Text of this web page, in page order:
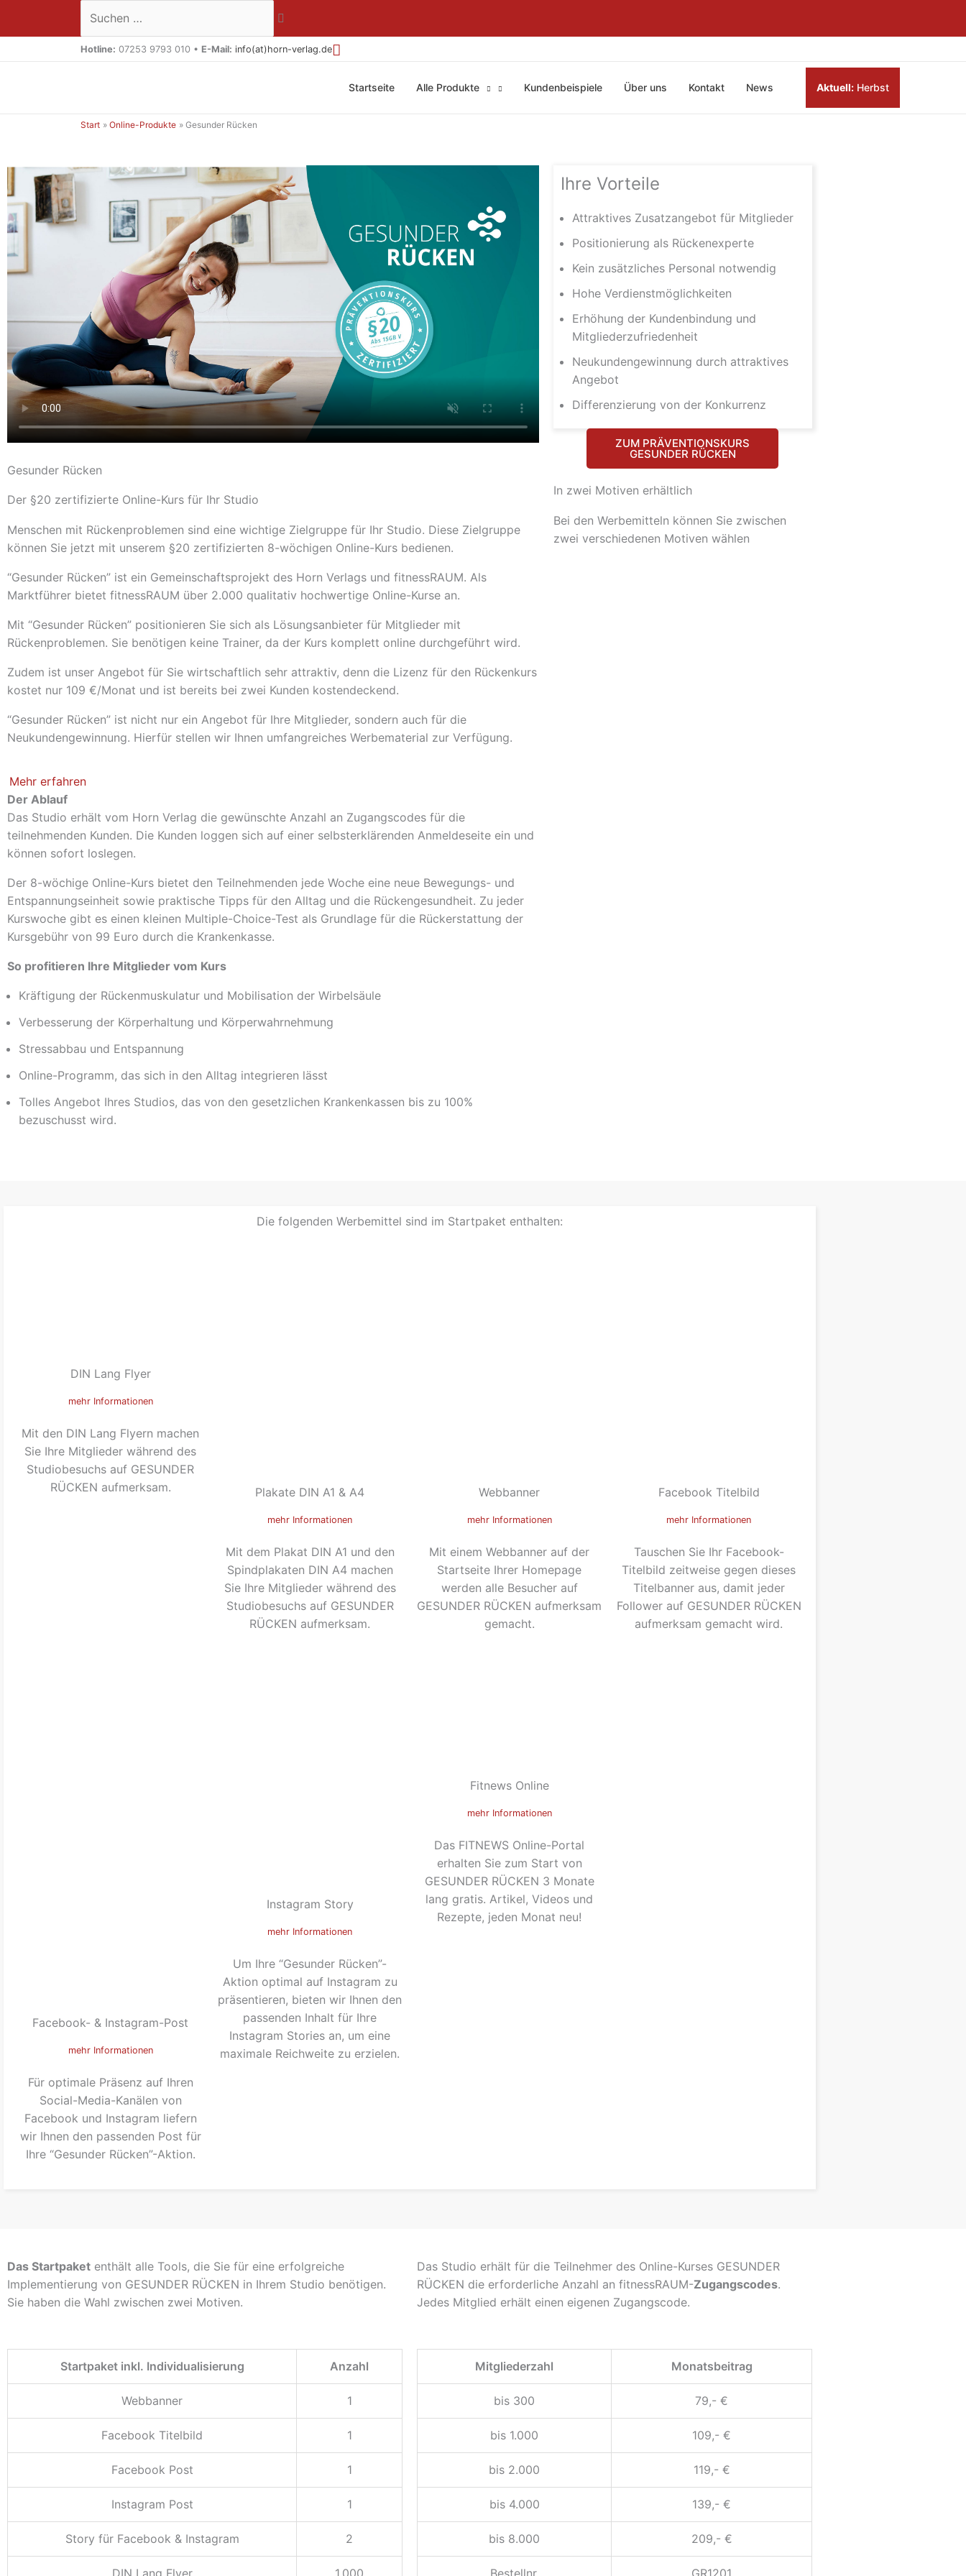
Suchen …
Hotline: 07253 9793 010 • E-Mail: info(at)horn-verlag.de
Startseite Alle Produkte Kundenbeispiele Über uns Kontakt News Aktuell: Herbst
Start Online-Produkte Gesunder Rücken
Gesunder Rücken
Der §20 zertifizierte Online-Kurs für Ihr Studio
Menschen mit Rückenproblemen sind eine wichtige Zielgruppe für Ihr Studio. Diese Zielgruppe
können Sie jetzt mit unserem §20 zertifizierten 8-wöchigen Online-Kurs bedienen.
“Gesunder Rücken” ist ein Gemeinschaftsprojekt des Horn Verlags und fitnessRAUM. Als
Marktführer bietet fitnessRAUM über 2.000 qualitativ hochwertige Online-Kurse an.
Mit “Gesunder Rücken” positionieren Sie sich als Lösungsanbieter für Mitglieder mit
Rückenproblemen. Sie benötigen keine Trainer, da der Kurs komplett online durchgeführt wird.
Zudem ist unser Angebot für Sie wirtschaftlich sehr attraktiv, denn die Lizenz für den Rückenkurs
kostet nur 109 €/Monat und ist bereits bei zwei Kunden kostendeckend.
“Gesunder Rücken” ist nicht nur ein Angebot für Ihre Mitglieder, sondern auch für die
Neukundengewinnung. Hierfür stellen wir Ihnen umfangreiches Werbematerial zur Verfügung.
Mehr erfahren
Der Ablauf
Das Studio erhält vom Horn Verlag die gewünschte Anzahl an Zugangscodes für die
teilnehmenden Kunden. Die Kunden loggen sich auf einer selbsterklärenden Anmeldeseite ein und
können sofort loslegen.
Der 8-wöchige Online-Kurs bietet den Teilnehmenden jede Woche eine neue Bewegungs- und
Entspannungseinheit sowie praktische Tipps für den Alltag und die Rückengesundheit. Zu jeder
Kurswoche gibt es einen kleinen Multiple-Choice-Test als Grundlage für die Rückerstattung der
Kursgebühr von 99 Euro durch die Krankenkasse.
So profitieren Ihre Mitglieder vom Kurs
Kräftigung der Rückenmuskulatur und Mobilisation der Wirbelsäule
Verbesserung der Körperhaltung und Körperwahrnehmung
Stressabbau und Entspannung
Online-Programm, das sich in den Alltag integrieren lässt
Tolles Angebot Ihres Studios, das von den gesetzlichen Krankenkassen bis zu 100%
bezuschusst wird.
Ihre Vorteile
Attraktives Zusatzangebot für Mitglieder
Positionierung als Rückenexperte
Kein zusätzliches Personal notwendig
Hohe Verdienstmöglichkeiten
Erhöhung der Kundenbindung und
Mitgliederzufriedenheit
Neukundengewinnung durch attraktives
Angebot
Differenzierung von der Konkurrenz
ZUM PRÄVENTIONSKURS
GESUNDER RÜCKEN
In zwei Motiven erhältlich
Bei den Werbemitteln können Sie zwischen
zwei verschiedenen Motiven wählen
Die folgenden Werbemittel sind im Startpaket enthalten:
DIN Lang Flyer
mehr Informationen
Mit den DIN Lang Flyern machen
Sie Ihre Mitglieder während des
Studiobesuchs auf GESUNDER
RÜCKEN aufmerksam.
Plakate DIN A1 & A4
mehr Informationen
Mit dem Plakat DIN A1 und den
Spindplakaten DIN A4 machen
Sie Ihre Mitglieder während des
Studiobesuchs auf GESUNDER
RÜCKEN aufmerksam.
Webbanner
mehr Informationen
Mit einem Webbanner auf der
Startseite Ihrer Homepage
werden alle Besucher auf
GESUNDER RÜCKEN aufmerksam
gemacht.
Facebook Titelbild
mehr Informationen
Tauschen Sie Ihr Facebook-
Titelbild zeitweise gegen dieses
Titelbanner aus, damit jeder
Follower auf GESUNDER RÜCKEN
aufmerksam gemacht wird.
Facebook- & Instagram-Post
mehr Informationen
Für optimale Präsenz auf Ihren
Social-Media-Kanälen von
Facebook und Instagram liefern
wir Ihnen den passenden Post für
Ihre “Gesunder Rücken”-Aktion.
Instagram Story
mehr Informationen
Um Ihre “Gesunder Rücken”-
Aktion optimal auf Instagram zu
präsentieren, bieten wir Ihnen den
passenden Inhalt für Ihre
Instagram Stories an, um eine
maximale Reichweite zu erzielen.
Fitnews Online
mehr Informationen
Das FITNEWS Online-Portal
erhalten Sie zum Start von
GESUNDER RÜCKEN 3 Monate
lang gratis. Artikel, Videos und
Rezepte, jeden Monat neu!
Das Startpaket enthält alle Tools, die Sie für eine erfolgreiche
Implementierung von GESUNDER RÜCKEN in Ihrem Studio benötigen.
Sie haben die Wahl zwischen zwei Motiven.
Startpaket inkl. Individualisierung Anzahl
Webbanner 1
Facebook Titelbild 1
Facebook Post 1
Instagram Post 1
Story für Facebook & Instagram 2
Das Studio erhält für die Teilnehmer des Online-Kurses GESUNDER
RÜCKEN die erforderliche Anzahl an fitnessRAUM-Zugangscodes.
Jedes Mitglied erhält einen eigenen Zugangscode.
Mitgliederzahl Monatsbeitrag
bis 300 79,- €
bis 1.000 109,- €
bis 2.000 119,- €
bis 4.000 139,- €
bis 8.000 209,- €